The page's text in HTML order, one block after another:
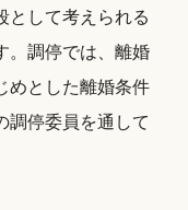
として考えられる
。調停では、離婚
めとした離婚条件
調停委員を通して